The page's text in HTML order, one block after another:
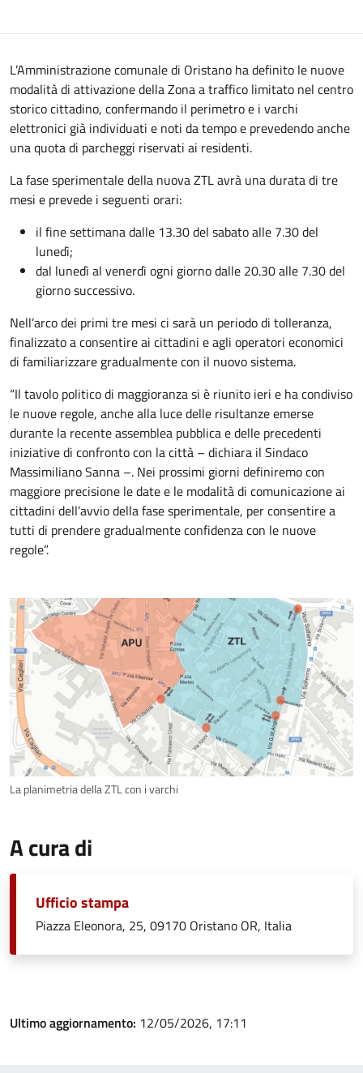
L’Amministrazione comunale di Oristano ha definito le nuove
modalità di attivazione della Zona a traffico limitato nel centro
storico cittadino, confermando il perimetro e i varchi
elettronici già individuati e noti da tempo e prevedendo anche
una quota di parcheggi riservati ai residenti.
La fase sperimentale della nuova ZTL avrà una durata di tre
mesi e prevede i seguenti orari:
il fine settimana dalle 13.30 del sabato alle 7.30 del
lunedì;
dal lunedì al venerdì ogni giorno dalle 20.30 alle 7.30 del
giorno successivo.
Nell’arco dei primi tre mesi ci sarà un periodo di tolleranza,
finalizzato a consentire ai cittadini e agli operatori economici
di familiarizzare gradualmente con il nuovo sistema.
“Il tavolo politico di maggioranza si è riunito ieri e ha condiviso
le nuove regole, anche alla luce delle risultanze emerse
durante la recente assemblea pubblica e delle precedenti
iniziative di confronto con la città – dichiara il Sindaco
Massimiliano Sanna –. Nei prossimi giorni definiremo con
maggiore precisione le date e le modalità di comunicazione ai
cittadini dell’avvio della fase sperimentale, per consentire a
tutti di prendere gradualmente confidenza con le nuove
regole”.
La planimetria della ZTL con i varchi
A cura di
Ufficio stampa
Piazza Eleonora, 25, 09170 Oristano OR, Italia
Ultimo aggiornamento: 12/05/2026, 17:11